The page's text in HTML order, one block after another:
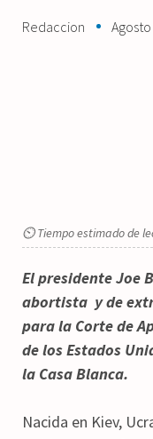
Redaccion
⏲ Tiempo estimado de
El presidente Joe
abortista y de
para la Corte de
de los Estados
la Casa Blanca.
Nacida en Kiev,